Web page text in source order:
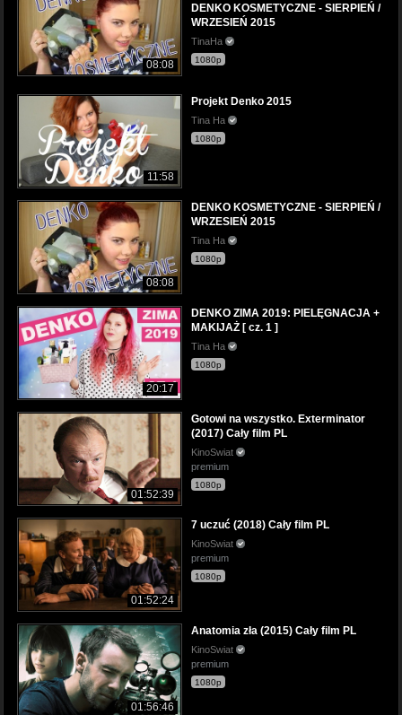
08:08
DENKO KOSMETYCZNE - SIERPIEŃ /
WRZESIEŃ 2015
TinaHa
1080p
11:58
Projekt Denko 2015
Tina Ha
1080p
08:08
DENKO KOSMETYCZNE - SIERPIEŃ /
WRZESIEŃ 2015
Tina Ha
1080p
20:17
DENKO ZIMA 2019: PIELĘGNACJA +
MAKIJAŻ [ cz. 1 ]
Tina Ha
1080p
01:52:39
Gotowi na wszystko. Exterminator
(2017) Cały film PL
KinoSwiat
premium
1080p
01:52:24
7 uczuć (2018) Cały film PL
KinoSwiat
premium
1080p
01:56:46
Anatomia zła (2015) Cały film PL
KinoSwiat
premium
1080p